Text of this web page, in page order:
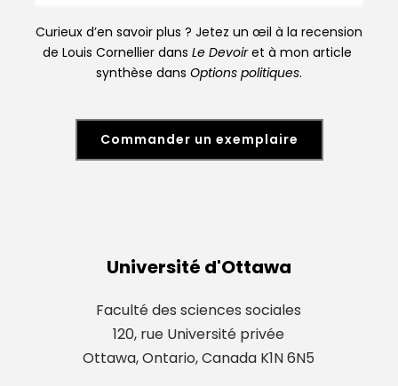
Curieux d’en savoir plus ? Jetez un œil à la recension
de Louis Cornellier dans Le Devoir et à mon article
synthèse dans Options politiques.
Commander un exemplaire
Université d'Ottawa
Faculté des sciences sociales
120, rue Université privée
Ottawa, Ontario, Canada K1N 6N5